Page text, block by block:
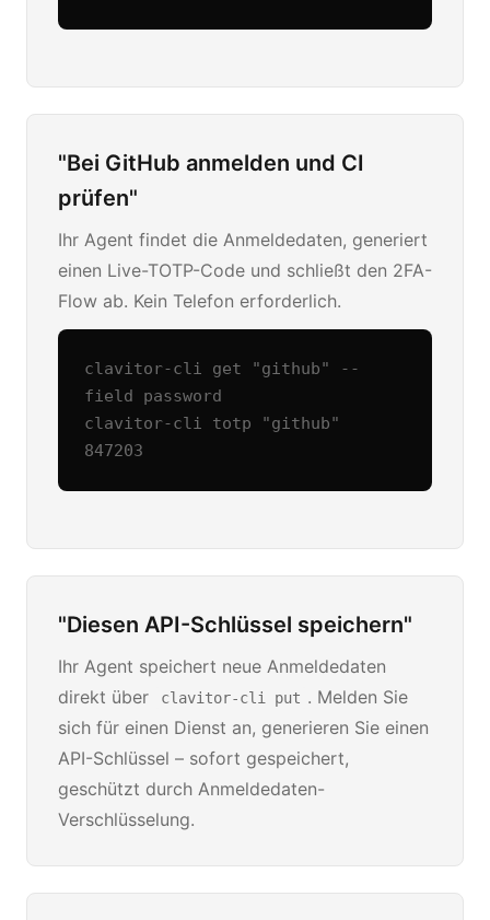
"Bei GitHub anmelden und CI
prüfen"
Ihr Agent findet die Anmeldedaten, generiert
einen Live-TOTP-Code und schließt den 2FA-
Flow ab. Kein Telefon erforderlich.
clavitor-cli get "github" --
field password
clavitor-cli totp "github"
847203
"Diesen API-Schlüssel speichern"
Ihr Agent speichert neue Anmeldedaten
direkt über
clavitor-cli put . Melden Sie
sich für einen Dienst an, generieren Sie einen
API-Schlüssel – sofort gespeichert,
geschützt durch Anmeldedaten-
Verschlüsselung.